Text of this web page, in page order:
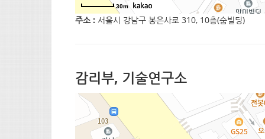
30m
주소 : 서울시 강남구 봉은사로 310, 10층(숨빌딩)
감리부, 기술연구소